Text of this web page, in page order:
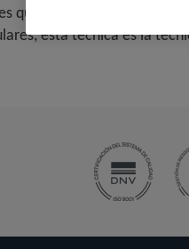
que requieren
esta técnica es la